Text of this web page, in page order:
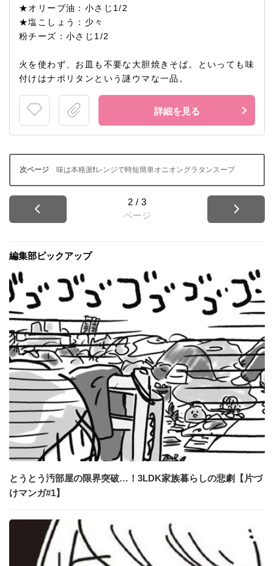
★オリーブ油：小さじ1/2
★塩こしょう：少々
粉チーズ：小さじ1/2
火を使わず、お皿も不要な大胆焼きそば。といっても味
付けはナポリタンという謎ウマな一品。
詳細を見る
味は本格派❗レンジで時短簡単オニオングラタンスープ
2 / 3
ページ
編集部ピックアップ
とうとう汚部屋の限界突破…！3LDK家族暮らしの悲劇【片づ
けマンガ#1】